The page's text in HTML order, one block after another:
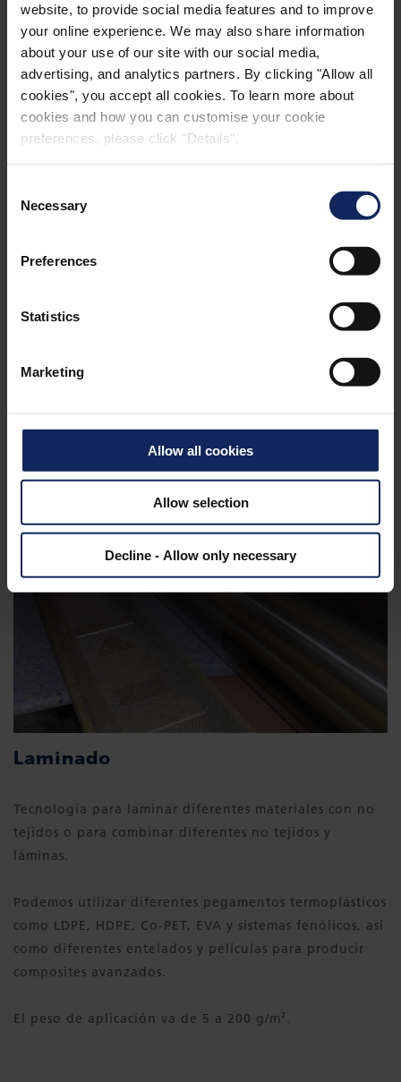
website, to provide social media features and to improve
your online experience. We may also share information
about your use of our site with our social media,
advertising, and analytics partners. By clicking "Allow all
cookies", you accept all cookies. To learn more about
cookies and how you can customise your cookie
preferences, please click "Details".
Selection
Necessary
Preferences
Statistics
Marketing
Allow all cookies
Allow selection
Decline - Allow only necessary
Propiedades de retardancia a la llama que protegen
el material de la ignición si se expone a una llama
abierta o a fuentes de calor durante el uso final
Cobertura y rigidez para dar respuesta a requisitos
especiales de uso final o procesamiento
Y muchas más bajo petición
El nivel y la durabilidad de todos los tratamientos se
Nuestros eficientes métodos de aplicación
proporcionan uniformidad óptima, calidad y fiabilidad
Laminado
Tecnología para laminar diferentes materiales con no
tejidos o para combinar diferentes no tejidos y
láminas.
Podemos utilizar diferentes pegamentos termoplásticos
como LDPE, HDPE, Co-PET, EVA y sistemas fenólicos, así
como diferentes entelados y películas para producir
composites avanzados.
El peso de aplicación va de 5 a 200 g/m².